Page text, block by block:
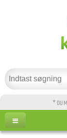
* DU